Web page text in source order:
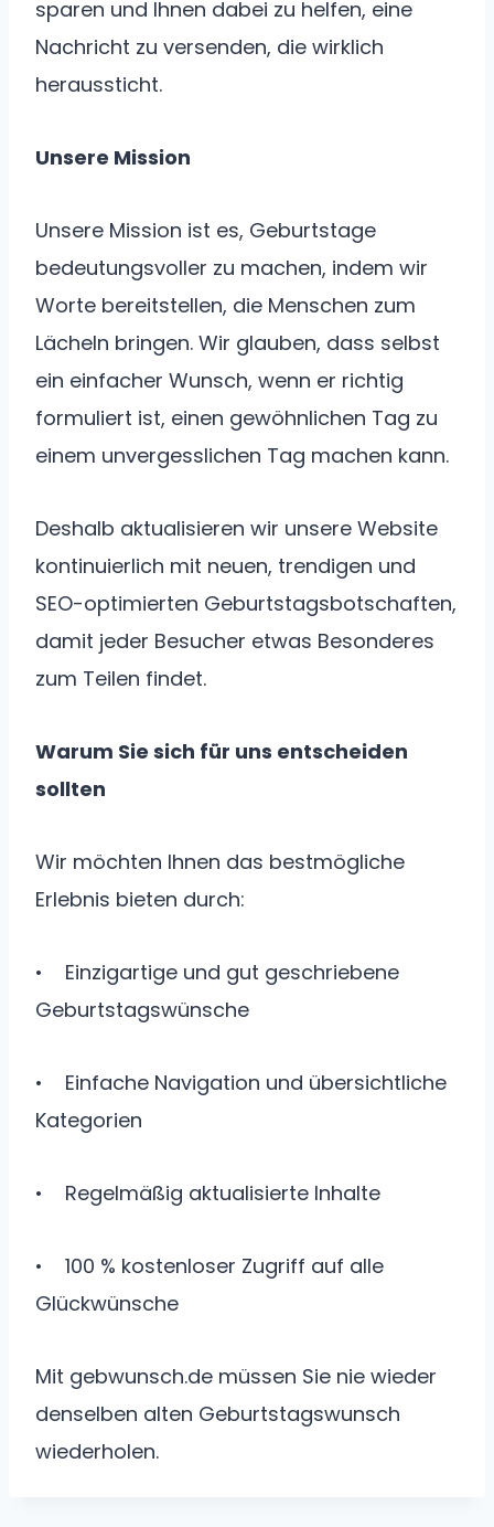
sparen und Ihnen dabei zu helfen, eine
Nachricht zu versenden, die wirklich
heraussticht.
Unsere Mission
Unsere Mission ist es, Geburtstage
bedeutungsvoller zu machen, indem wir
Worte bereitstellen, die Menschen zum
Lächeln bringen. Wir glauben, dass selbst
ein einfacher Wunsch, wenn er richtig
formuliert ist, einen gewöhnlichen Tag zu
einem unvergesslichen Tag machen kann.
Deshalb aktualisieren wir unsere Website
kontinuierlich mit neuen, trendigen und
SEO-optimierten Geburtstagsbotschaften,
damit jeder Besucher etwas Besonderes
zum Teilen findet.
Warum Sie sich für uns entscheiden
sollten
Wir möchten Ihnen das bestmögliche
Erlebnis bieten durch:
• Einzigartige und gut geschriebene
Geburtstagswünsche
• Einfache Navigation und übersichtliche
Kategorien
• Regelmäßig aktualisierte Inhalte
• 100 % kostenloser Zugriff auf alle
Glückwünsche
Mit gebwunsch.de müssen Sie nie wieder
denselben alten Geburtstagswunsch
wiederholen.